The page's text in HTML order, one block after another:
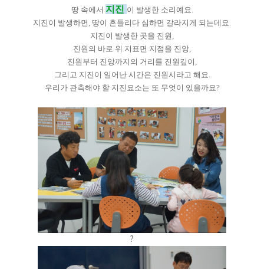
땅 속에서 지진 이 발생한 소리예요.
지진이 발생하면, 땅이 흔들리다 심하면 갈라지게 되는데요.
지진이 발생한 곳을 진원,
진원의 바로 위 지표면 지점을 진앙,
진원부터 진앙까지의 거리를 진원깊이,
그리고 지진이 일어난 시간은 진원시라고 해요.
우리가 관측해야 할 지진요소는 또 무엇이 있을까요?
?